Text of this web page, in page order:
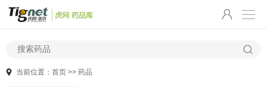
当前位置： 首页 >> 药品